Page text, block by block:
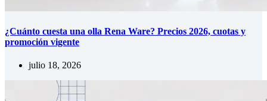
¿Cuánto cuesta una olla Rena Ware? Precios 2026, cuotas y
promoción vigente
julio 18, 2026